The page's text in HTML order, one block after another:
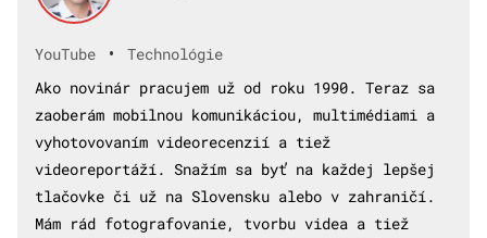
YouTube •
Technológie
Ako novinár pracujem už od roku 1990. Teraz sa
zaoberám mobilnou komunikáciou, multimédiami a
vyhotovovaním videorecenzií a tiež
videoreportáží. Snažím sa byť na každej lepšej
tlačovke či už na Slovensku alebo v zahraničí.
Mám rád fotografovanie, tvorbu videa a tiež